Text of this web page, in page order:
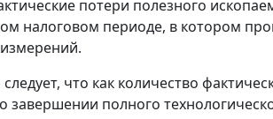
потери полезного
налоговом периоде, в котором
что как количество
завершении полного